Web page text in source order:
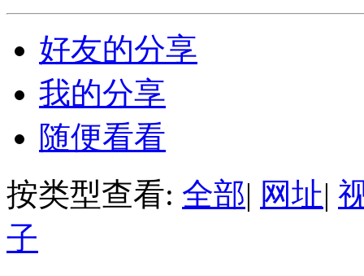
好友的分享
我的分享
随便看看
按类型查看: 全部| 网址|
子